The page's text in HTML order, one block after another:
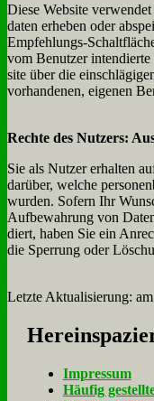
Die­se Web­site
da­ten er­he­ben oder
Emp­feh­lungs-
vom Be­nut­zer
site über die
vor­han­de­nen, ei­ge­nen
Rech­te des Nut­zers:
Sie als Nut­zer er­hal­ten
dar­über, wel­che
wur­den. So­fern Ihr
Auf­be­wah­rung von
diert, ha­ben Sie ein
die Sper­rung oder
Letz­te Ak­tua­li­sie­rung:
Im­pres­sum
Häu­fig